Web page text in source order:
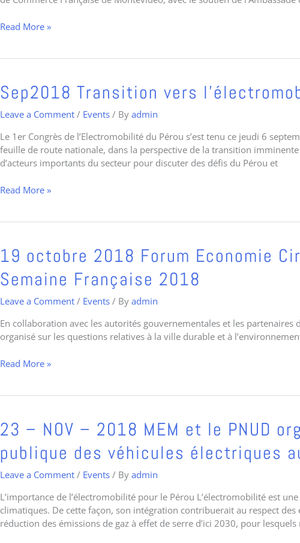
Read More »
Sep2018 Transition vers
Leave a Comment / Events / By admin
Le 1er Congrès de l’Electromobilité du Pérou s’est tenu ce jeudi 6
feuille de route nationale, dans la perspective de la transition
d’acteurs importants du secteur pour discuter des défis du Pérou et
Sep2018
Transition
vers
au
Pérou
Read More »
19 octobre 2018 Forum Economie
Semaine Française 2018
Leave a Comment / Events / By admin
En collaboration avec les autorités gouvernementales et les
organisé sur les questions relatives à la ville durable et à
19
octobre
2018
Economie
Circulaire
et
Ville
–
Française
Read More »
23 – NOV – 2018 MEM et le PNUD
publique des véhicules électriques
Leave a Comment / Events / By admin
L’importance de l’électromobilité pour le Pérou L’électromobilité est
climatiques. De cette façon, son intégration contribuerait au respect
réduction des émissions de gaz à effet de serre d’ici 2030, pour
23
–
NOV
–
2018
et
le
PNUD